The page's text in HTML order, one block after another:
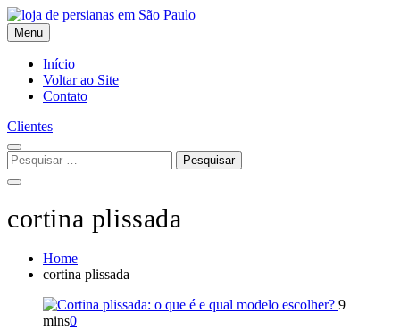
Skip
to
content
Flex Decora
Menu
Início
Voltar ao Site
Contato
Clientes
Pesquisar
por:
cortina plissada
Home
cortina plissada
9
mins0